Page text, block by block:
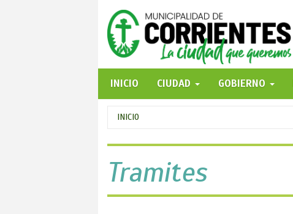
INICIO
CIUDAD GOBIERNO
Se
encuentra
usted
aquí
INICIO
Tramites